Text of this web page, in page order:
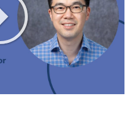
Play
Video